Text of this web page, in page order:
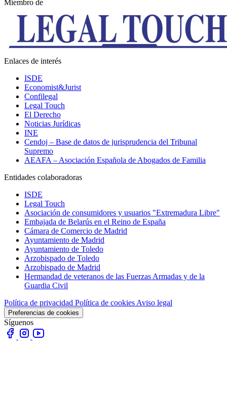
Miembro de
Enlaces de interés
ISDE
Economist&Jurist
Confilegal
Legal Touch
El Derecho
Noticias Jurídicas
INE
Cendoj – Base de datos de jurisprudencia del Tribunal
Supremo
AEAFA – Asociación Española de Abogados de Familia
Entidades colaboradoras
ISDE
Legal Touch
Asociación de consumidores y usuarios "Extremadura Libre"
Embajada de Belarús en el Reino de España
Cámara de Comercio de Madrid
Ayuntamiento de Madrid
Ayuntamiento de Toledo
Arzobispado de Toledo
Arzobispado de Madrid
Hermandad de veteranos de las Fuerzas Armadas y de la
Guardia Civil
Política de privacidad Política de cookies Aviso legal
Preferencias de cookies
Síguenos